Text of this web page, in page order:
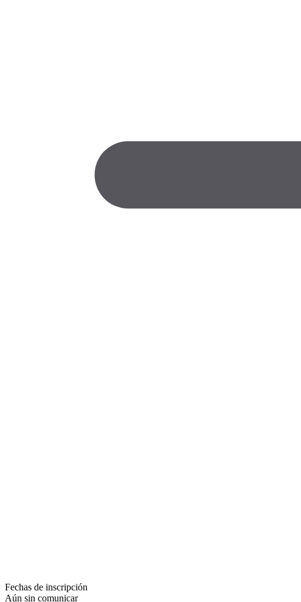
Fechas de inscripción
Aún sin comunicar